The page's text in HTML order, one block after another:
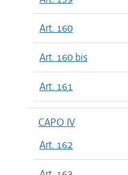
Art. 160
Art. 160 bis
Art. 161
CAPO IV
Art. 162